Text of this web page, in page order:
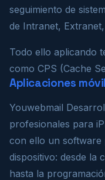
seguimiento de
de Intranet,
Todo ello aplicando
como CPS (Cache
Aplicaciones
Youwebmail
profesionales para
con ello un software
dispositivo: desde la
hasta la